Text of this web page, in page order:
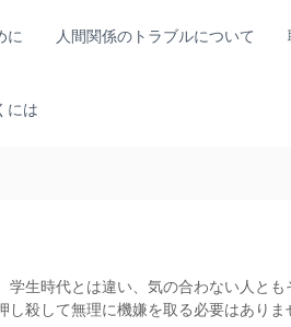
に 人間関係のトラブルについて
には
生時代とは違い、気の合わない人とも
殺して無理に機嫌を取る必要はあり